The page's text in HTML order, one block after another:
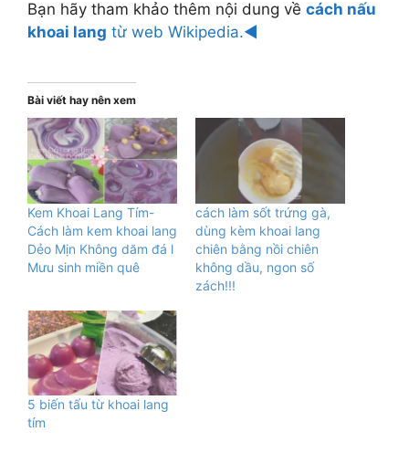
Bạn hãy tham khảo thêm nội dung về cách nấu
khoai lang từ web Wikipedia.◄
Bài viết hay nên xem
Kem Khoai Lang Tím-
Cách làm kem khoai lang
Dẻo Mịn Không dăm đá l
Mưu sinh miền quê
cách làm sốt trứng gà,
dùng kèm khoai lang
chiên bằng nồi chiên
không dầu, ngon số
zách!!!
5 biến tấu từ khoai lang
tím